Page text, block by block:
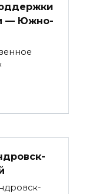
— Южно-